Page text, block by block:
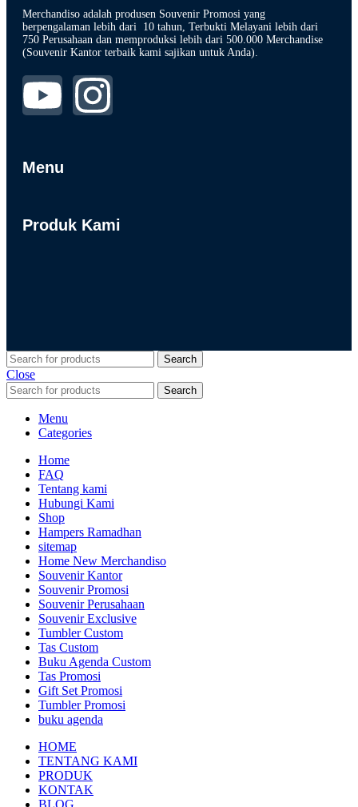
Merchandiso adalah produsen Souvenir Promosi yang
berpengalaman lebih dari 10 tahun, Terbukti Melayani lebih dari
750 Perusahaan dan memproduksi lebih dari 500.000 Merchandise
(Souvenir Kantor terbaik kami sajikan untuk Anda).
Menu
Produk Kami
Search
Close
Search
Menu
Categories
Home
FAQ
Tentang kami
Hubungi Kami
Shop
Hampers Ramadhan
sitemap
Home New Merchandiso
Souvenir Kantor
Souvenir Promosi
Souvenir Perusahaan
Souvenir Exclusive
Tumbler Custom
Tas Custom
Buku Agenda Custom
Tas Promosi
Gift Set Promosi
Tumbler Promosi
buku agenda
HOME
TENTANG KAMI
PRODUK
KONTAK
BLOG